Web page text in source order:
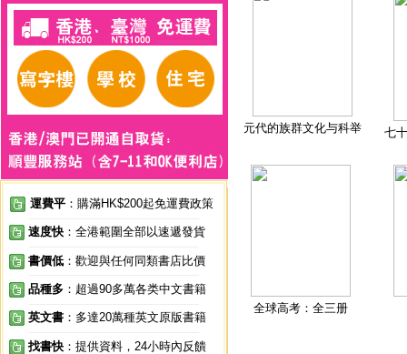
運費平 ：購滿HK$200起免運費政策
速度快 ：全港範圍全部以速遞發貨
書價低 ：歡迎與任何同類書店比價
品種多 ：超過90多萬各类中文書籍
英文書 ：多達20萬種英文原版書籍
找書快 ：提供資料，24小時內反饋
元代的族群文化与科举 七
全球高考：全三册